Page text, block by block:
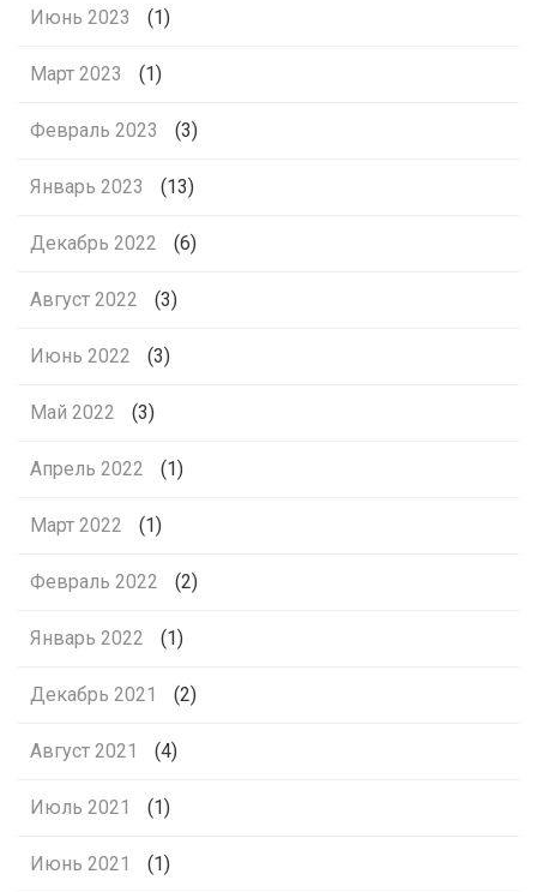
Июнь 2023 (1)
Март 2023 (1)
Февраль 2023 (3)
Январь 2023 (13)
Декабрь 2022 (6)
Август 2022 (3)
Июнь 2022 (3)
Май 2022 (3)
Апрель 2022 (1)
Март 2022 (1)
Февраль 2022 (2)
Январь 2022 (1)
Декабрь 2021 (2)
Август 2021 (4)
Июль 2021 (1)
Июнь 2021 (1)